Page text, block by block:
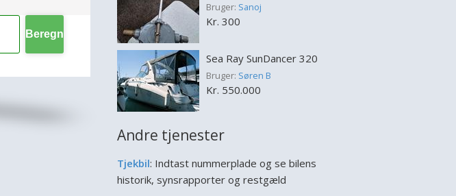
Bruger: Sanoj
Kr. 300
Sea Ray SunDancer 320
Bruger: Søren B
Kr. 550.000
Andre tjenester
Tjekbil: Indtast nummerplade og se bilens
historik, synsrapporter og restgæld